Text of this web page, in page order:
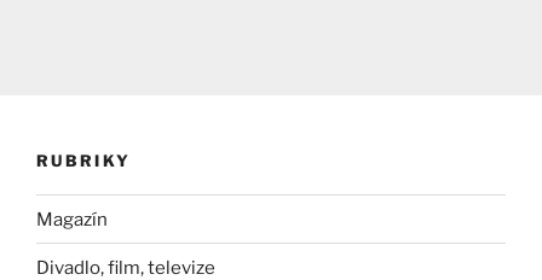
RUBRIKY
Magazín
Divadlo, film, televize